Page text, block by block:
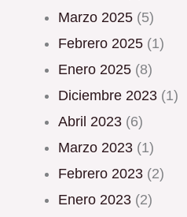
marzo 2025 (5)
febrero 2025 (1)
enero 2025 (8)
diciembre 2023 (1)
abril 2023 (6)
marzo 2023 (1)
febrero 2023 (2)
enero 2023 (2)